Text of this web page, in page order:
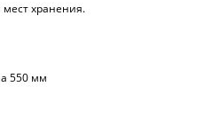
хранения.
550 мм